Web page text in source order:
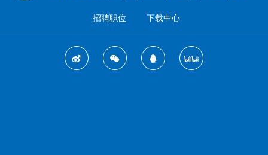
招聘职位 下载中心